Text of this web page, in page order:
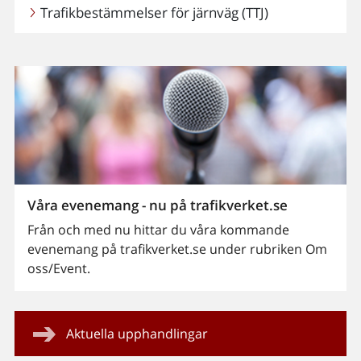
Trafikbestämmelser för järnväg (TTJ)
Våra evenemang - nu på trafikverket.se
Från och med nu hittar du våra kommande
evenemang på trafikverket.se under rubriken Om
oss/Event.
Aktuella upphandlingar